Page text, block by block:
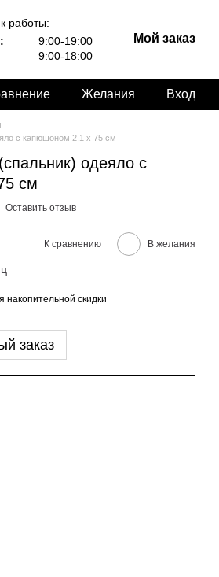
работы:
9:00-19:00
9:00-18:00
Мой заказ
Желания Вход
с капюшоном 2,1 x 75 см
одеяло с
см
Оставить отзыв
К сравнению В желания
накопительной скидки
заказ